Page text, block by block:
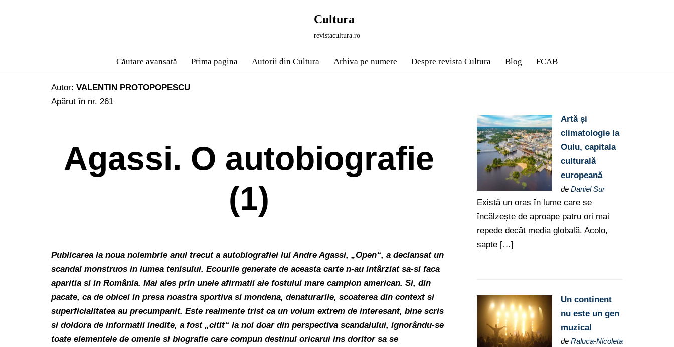
Cultura
revistacultura.ro
Căutare avansată Prima pagina Autorii din Cultura Arhiva pe numere Despre revista Cultura Blog FCAB
Autor: VALENTIN PROTOPOPESCU
Apărut în nr. 261
Agassi. O autobiografie
(1)
Publicarea la noua noiembrie anul trecut a autobiografiei lui Andre Agassi, „Open“, a declansat un
scandal monstruos in lumea tenisului. Ecourile generate de aceasta carte n-au intârziat sa-si faca
aparitia si in România. Mai ales prin unele afirmatii ale fostului mare campion american. Si, din
pacate, ca de obicei in presa noastra sportiva si mondena, denaturarile, scoaterea din context si
superficialitatea au precumpanit. Este realmente trist ca un volum extrem de interesant, bine scris
si doldora de informatii inedite, a fost „citit“ la noi doar din perspectiva scandalului, ignorându-se
toate elementele de omenie si biografie care compun destinul oricarui ins doritor sa se
Artă și
climatologie la
Oulu, capitala
culturală
europeană
de Daniel Sur
Există un oraș în lume care se
încălzește de aproape patru ori mai
repede decât media globală. Acolo,
șapte […]
Un continent
nu este un gen
muzical
de Raluca-Nicoleta